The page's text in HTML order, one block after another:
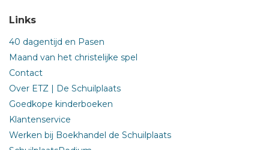
Links
40 dagentijd en Pasen
Maand van het christelijke spel
Contact
Over ETZ | De Schuilplaats
Goedkope kinderboeken
Klantenservice
Werken bij Boekhandel de Schuilplaats